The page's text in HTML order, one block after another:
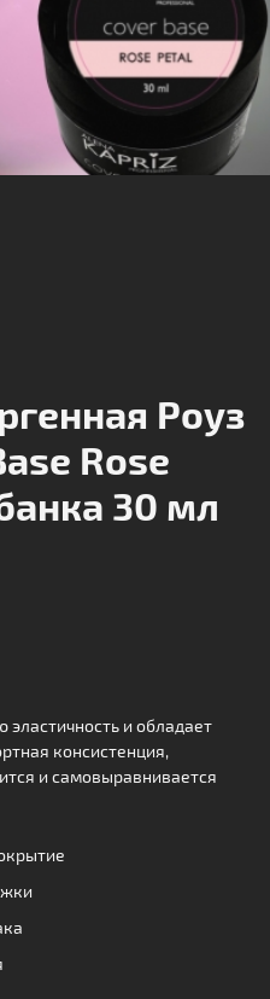
Pоуз
Rose
30 мл
и обладает
консистенция,
и самовыравнивается